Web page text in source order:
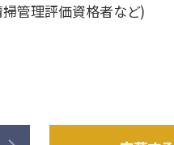
掃管理評価資格者など)